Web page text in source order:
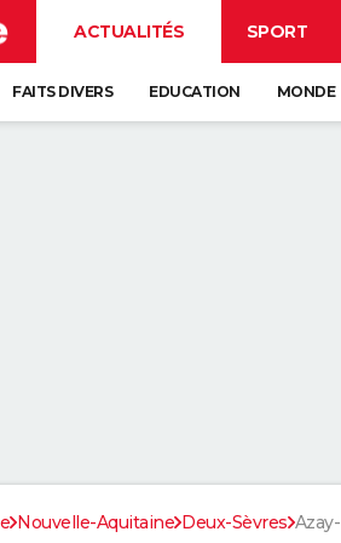
ACTUALITÉS SPORT
FAITS DIVERS EDUCATION MONDE
Nouvelle-Aquitaine Deux-Sèvres